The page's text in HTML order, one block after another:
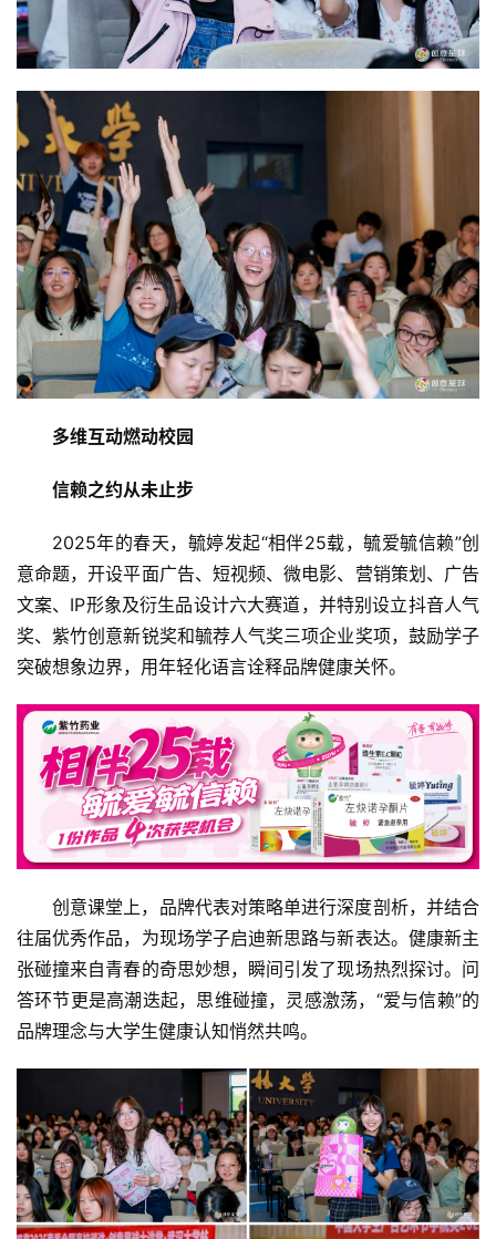
资
讯
业
消
费
生
活
科
技
专
题
汽
车
新
多维互动燃动校园
信赖之约从未止步
2025年的春天，毓婷发起“相伴25载，毓爱毓信赖”创
意命题，开设平面广告、短视频、微电影、营销策划、广告
文案、IP形象及衍生品设计六大赛道，并特别设立抖音人气
奖、紫竹创意新锐奖和毓荐人气奖三项企业奖项，鼓励学子
突破想象边界，用年轻化语言诠释品牌健康关怀。
创意课堂上，品牌代表对策略单进行深度剖析，并结合
往届优秀作品，为现场学子启迪新思路与新表达。健康新主
张碰撞来自青春的奇思妙想，瞬间引发了现场热烈探讨。问
答环节更是高潮迭起，思维碰撞，灵感激荡，“爱与信赖”的
品牌理念与大学生健康认知悄然共鸣。